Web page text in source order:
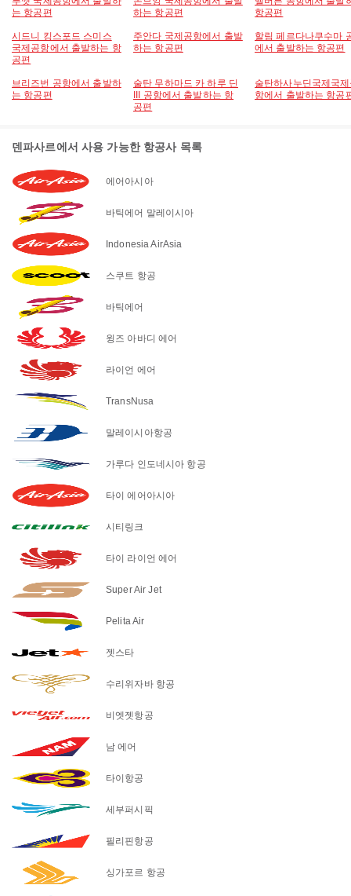
는 항공편
하는 항공편
항공편
시드니 킹스포드 스미스
국제공항에서 출발하는 항
공편
주안다 국제공항에서 출발
하는 항공편
할림 페르다나쿠수마
에서 출발하는 항공편
브리즈번 공항에서 출발하
는 항공편
술탄 무하마드 카 하루 딘
III 공항에서 출발하는 항
공편
술탄하사누딘국제국
항에서 출발하는 항공
덴파사르에서 사용 가능한 항공사 목록
에어아시아
바틱에어 말레이시아
Indonesia AirAsia
스쿠트 항공
바틱에어
윙즈 아바디 에어
라이언 에어
TransNusa
말레이시아항공
가루다 인도네시아 항공
타이 에어아시아
시티링크
타이 라이언 에어
Super Air Jet
Pelita Air
젯스타
수리위자바 항공
비엣젯항공
남 에어
타이항공
세부퍼시픽
필리핀항공
싱가포르 항공